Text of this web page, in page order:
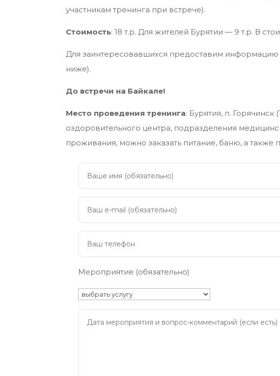
участникам тренинга при встрече).
Стоимость: 18 т.р. Для жителей Бурятии — 9 т.р. В
Для заинтересовавшихся предоставим
ниже).
До встречи на Байкале!
Место проведения тренинга: Бурятия, п. Горячинск
оздоровительного центра, подразделения
проживания, можно заказать питание, баню, а
Мероприятие (обязательно)